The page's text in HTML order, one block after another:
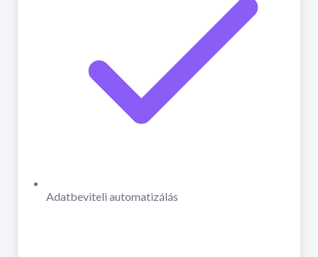
Adatbeviteli automatizálás